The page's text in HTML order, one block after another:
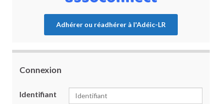
Adhérer ou réadhérer à l'Adéic-LR
Connexion
Identifiant